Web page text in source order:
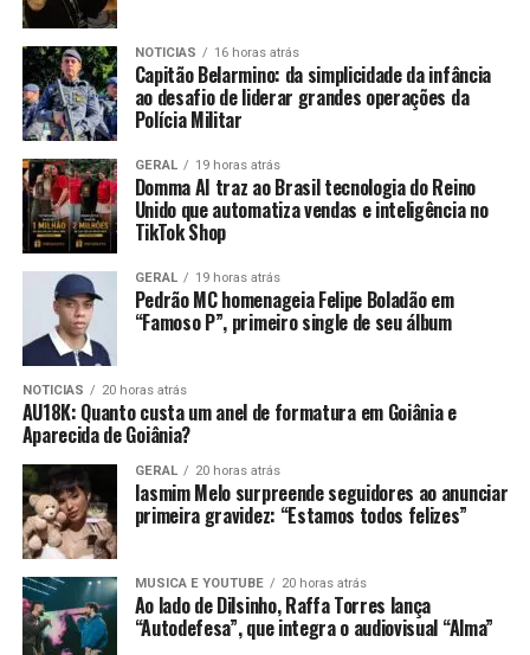
NOTICIAS 16 horas atrás
Capitão Belarmino: da simplicidade da infância
ao desafio de liderar grandes operações da
Polícia Militar
GERAL 19 horas atrás
Domma AI traz ao Brasil tecnologia do Reino
Unido que automatiza vendas e inteligência no
TikTok Shop
GERAL 19 horas atrás
Pedrão MC homenageia Felipe Boladão em
“Famoso P”, primeiro single de seu álbum
NOTICIAS 20 horas atrás
AU18K: Quanto custa um anel de formatura em Goiânia e
Aparecida de Goiânia?
GERAL 20 horas atrás
Iasmim Melo surpreende seguidores ao anunciar
primeira gravidez: “Estamos todos felizes”
MUSICA E YOUTUBE 20 horas atrás
Ao lado de Dilsinho, Raffa Torres lança
“Autodefesa”, que integra o audiovisual “Alma”